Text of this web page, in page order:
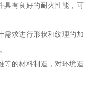
具有良好的耐火性能，可
需求进行形状和纹理的加
等的材料制造，对环境造